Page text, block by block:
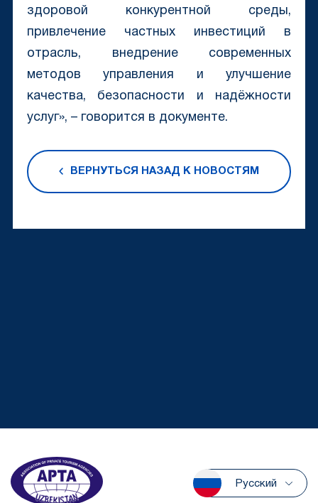
здоровой конкурентной среды,
привлечение частных инвестиций в
отрасль, внедрение современных
методов управления и улучшение
качества, безопасности и надёжности
услуг», – говорится в документе.
ВЕРНУТЬСЯ НАЗАД К НОВОСТЯМ
Русский